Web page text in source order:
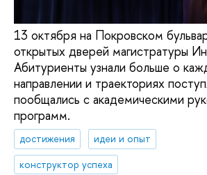
13 октября на Покровском
открытых дверей магистратуры
Абитуриенты узнали больше о
направлении и траекториях
пообщались с академическими
программ.
достижения
идеи и опыт
конструктор успеха